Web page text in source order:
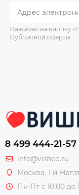
Нажимая на кнопку
Публичной оферты
8 499 444-21-57
info@vishco.ru
Москва, 1-й
Пн-Пт с 10:00 до